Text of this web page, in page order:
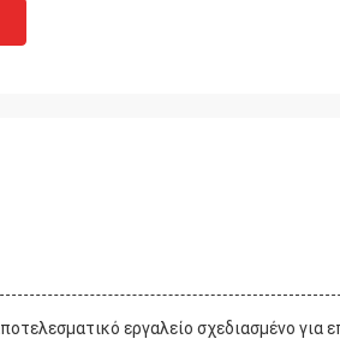
εργαλείο σχεδιασμένο για